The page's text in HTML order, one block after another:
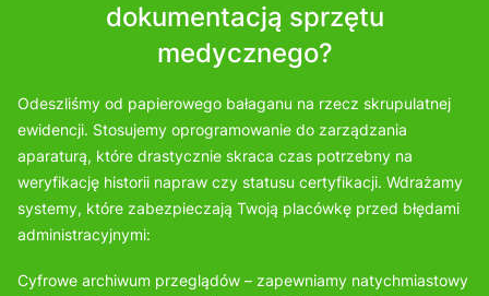
dokumentacją sprzętu
medycznego?
Odeszliśmy od papierowego bałaganu na rzecz skrupulatnej
ewidencji. Stosujemy oprogramowanie do zarządzania
aparaturą, które drastycznie skraca czas potrzebny na
weryfikację historii napraw czy statusu certyfikacji. Wdrażamy
systemy, które zabezpieczają Twoją placówkę przed błędami
administracyjnymi:
Cyfrowe archiwum przeglądów – zapewniamy natychmiastowy